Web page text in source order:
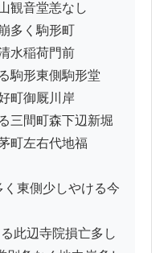
観音堂恙なし
多く駒形町
水稲荷門前
駒形東側駒形堂
町御厩川岸
三間町森下辺新堀
町左右代地福
く東側少しやける今
此辺寺院損亡多し